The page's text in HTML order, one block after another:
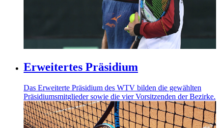
Erweitertes Präsidium
Das Erweiterte Präsidium des WTV bilden die gewählten
Präsidiumsmitglieder sowie die vier Vorsitzenden der Bezirke.